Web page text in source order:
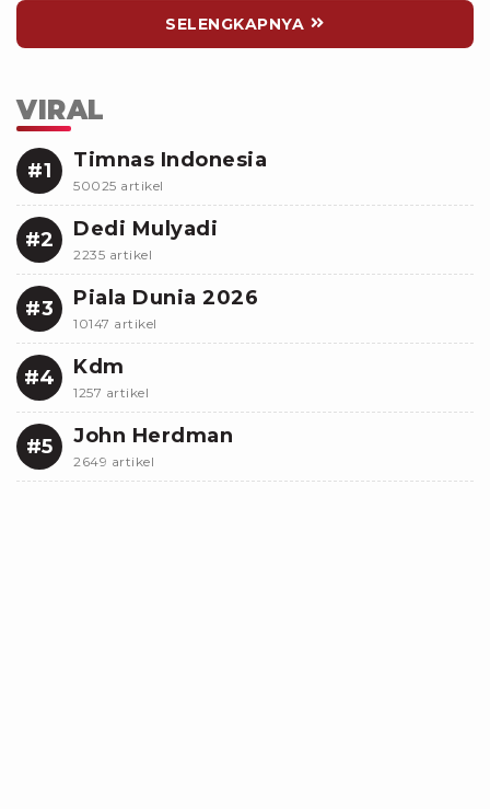
SELENGKAPNYA
VIRAL
#1 Timnas Indonesia
50025 artikel
#2 Dedi Mulyadi
2235 artikel
#3 Piala Dunia 2026
10147 artikel
#4 Kdm
1257 artikel
#5 John Herdman
2649 artikel